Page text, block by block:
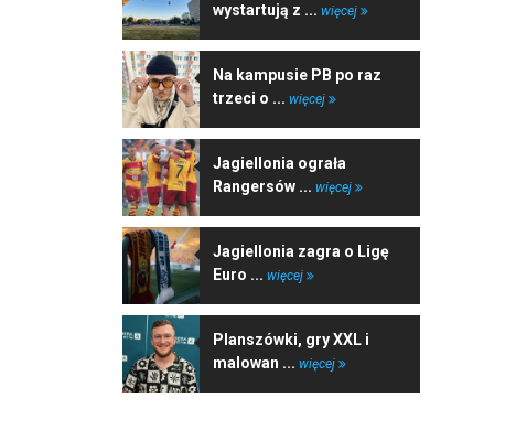
wystartują z ... więcej
Na kampusie PB po raz
trzeci o ... więcej
Jagiellonia ograła
Rangersów ... więcej
Jagiellonia zagra o Ligę
Euro ... więcej
Planszówki, gry XXL i
malowan ... więcej